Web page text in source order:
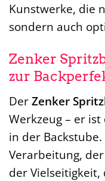
Kunstwerke, die
sondern auch
Zenker
zur
DerZenker
Werkzeug – er
in der
Verarbeitung,
der